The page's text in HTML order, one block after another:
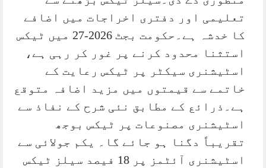
تعلیمی اور دفتری اخراجات میں اضافے
کا خدشہ ہے۔حکومت بجٹ 2026-27 میں ٹیکس
استثنا محدود کرنے پر غور کر رہی ہے،
اسٹیشنری سیکٹر پر ٹیکس رعایت کے
خاتمے سے قیمتوں میں مزید اضافہ متوقع
ہے۔ذرائع کے مطابق نئی شرح کے نفاذ سے
اسٹیشنری مصنوعات پر ٹیکس بوجھ
تقریباً دگنا ہو جائے گا۔ یکم جولائی سے
اسٹیشنری آئٹمز پر 18 فیصد سیلز ٹیکس